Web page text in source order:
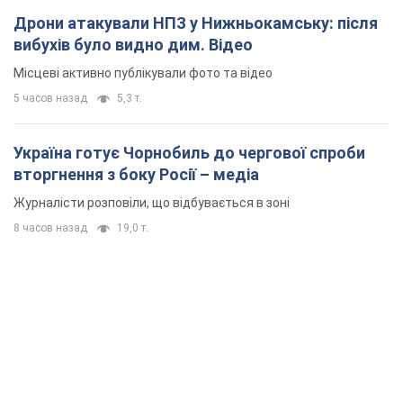
Дрони атакували НПЗ у Нижньокамську: після
вибухів було видно дим. Відео
Місцеві активно публікували фото та відео
5 часов назад 5,3 т.
Україна готує Чорнобиль до чергової спроби
вторгнення з боку Росії – медіа
Журналісти розповіли, що відбувається в зоні
8 часов назад 19,0 т.